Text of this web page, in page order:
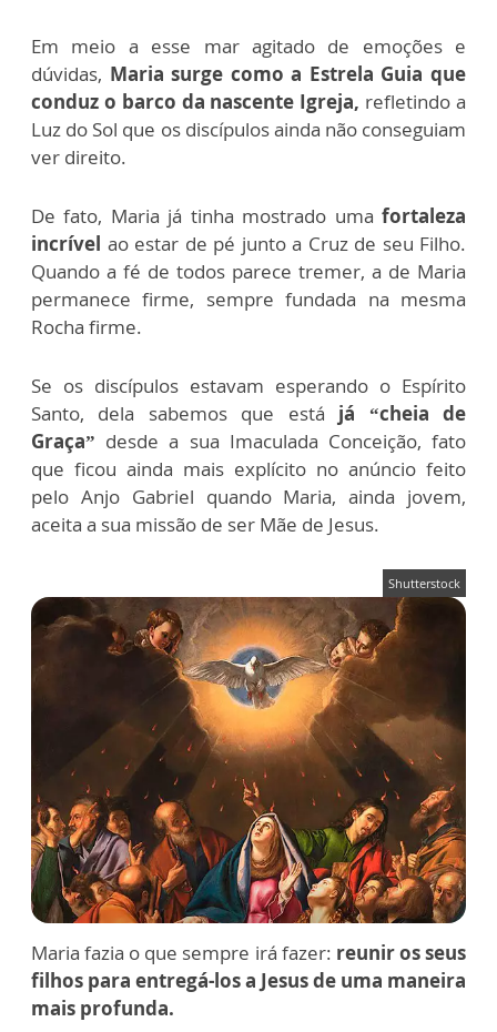
Em meio a esse mar agitado de emoções e
dúvidas, Maria surge como a Estrela Guia que
conduz o barco da nascente Igreja, refletindo a
Luz do Sol que os discípulos ainda não conseguiam
ver direito.
De fato, Maria já tinha mostrado uma fortaleza
incrível ao estar de pé junto a Cruz de seu Filho.
Quando a fé de todos parece tremer, a de Maria
permanece firme, sempre fundada na mesma
Rocha firme.
Se os discípulos estavam esperando o Espírito
Santo, dela sabemos que está já “cheia de
Graça” desde a sua Imaculada Conceição, fato
que ficou ainda mais explícito no anúncio feito
pelo Anjo Gabriel quando Maria, ainda jovem,
aceita a sua missão de ser Mãe de Jesus.
Shutterstock
Maria fazia o que sempre irá fazer: reunir os seus
filhos para entregá-los a Jesus de uma maneira
mais profunda.